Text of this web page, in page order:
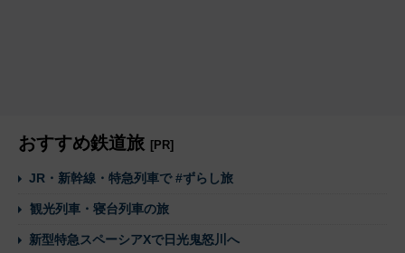
おすすめ鉄道旅 [PR]
JR・新幹線・特急列車で #ずらし旅
観光列車・寝台列車の旅
新型特急スペーシアXで日光鬼怒川へ